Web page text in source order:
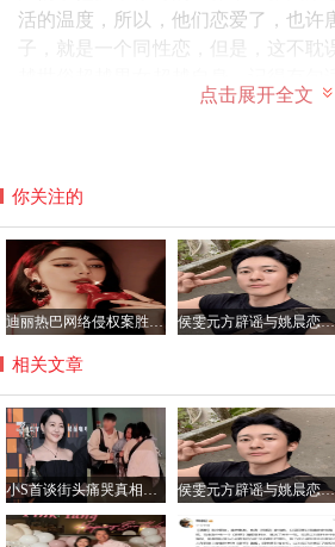
活的温度，所以，他们恋爱了，也许
子，就是一个同性恋，但是，这不耽
正的爱情，因为那带着延续基因的任
世上有男女调和的爱情，也有同性相
点击展开全文
你关注的
迪丽热巴网络侵权案胜诉 获公开道歉及2050元赔偿 侯雯元方辟谣与姚晨恋情传闻：拒绝编造，抵制谣言
相关文章
小S首谈街头痛哭真相：节目收官遇惊喜 思念姐姐致情绪崩溃 侯雯元方辟谣与姚晨恋情传闻：拒绝编造，抵制谣言